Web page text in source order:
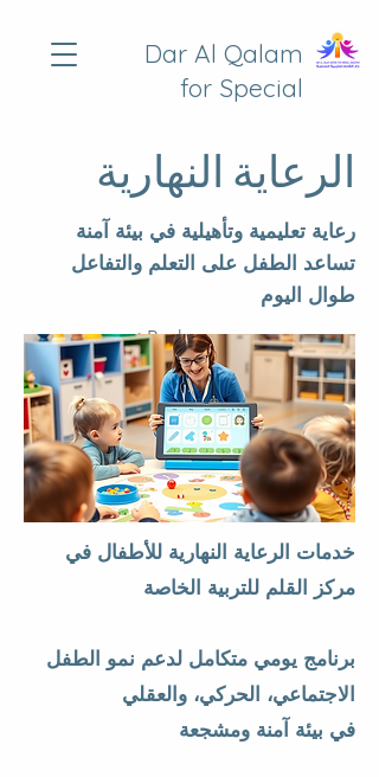
Dar Al Qalam
for Special
الرعاية النهارية
رعاية تعليمية وتأهيلية في بيئة آمنة
تساعد الطفل على التعلم والتفاعل
طوال اليوم
< Back
خدمات الرعاية النهارية للأطفال في
مركز القلم للتربية الخاصة
برنامج يومي متكامل لدعم نمو الطفل
الاجتماعي، الحركي، والعقلي
في بيئة آمنة ومشجعة